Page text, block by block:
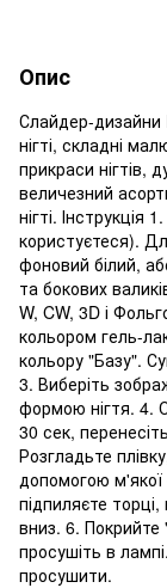
Опис
Слайдер-дизайни
нігті, складні
прикраси нігтів,
величезний
нігті.
користуєтеся).
фоновий білий,
та бокових
W, CW, 3D і
кольором гель-
кольору "Базу".
3. Виберіть
формою нігтя. 4.
30 сек,
Розгладьте
допомогою
підпиляєте
вниз. 6. Покрийте
просушіть в
просушити.